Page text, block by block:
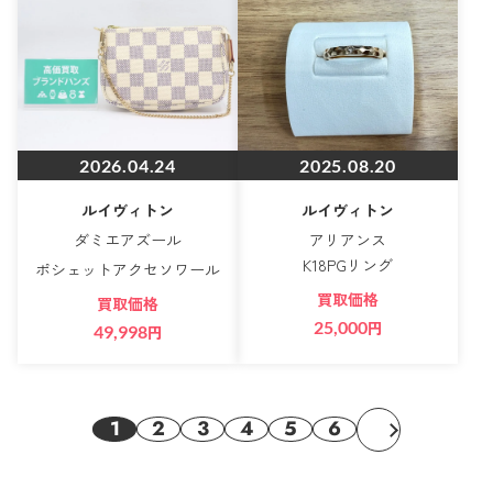
2026.04.24
ルイヴィトン
ダミエアズール
ポシェットアクセソワール
買取価格
49,998円
2025.08.20
ルイヴィトン
アリアンス
K18PGリング
買取価格
25,000円
1 2 3 4 5 6